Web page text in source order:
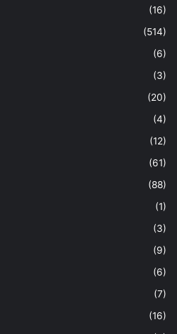
(16)
(514)
(6)
(3)
(20)
(4)
(12)
(61)
(88)
(1)
(3)
(9)
(6)
(7)
(16)